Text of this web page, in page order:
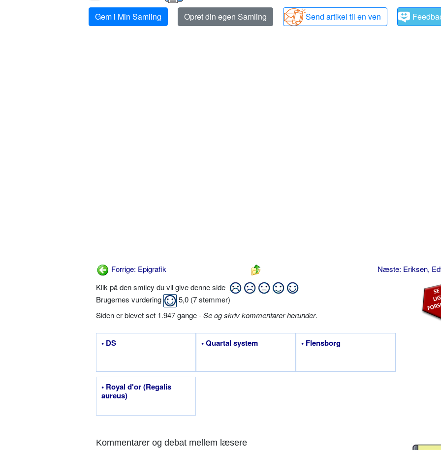
Gem i Min Samling Opret din egen Samling Send artikel til en ven
Forrige: Epigrafik
Næste: Eriksen,
Klik på den smiley du vil give denne side
Brugernes vurdering
5,0 (7stemmer)
Siden er blevet set 1.947 gange -Se og skriv kommentarer herunder.
• DS • Quartal system • Flensborg
• Royal d'or (Regalis
aureus)
Kommentarer og debat mellem læsere